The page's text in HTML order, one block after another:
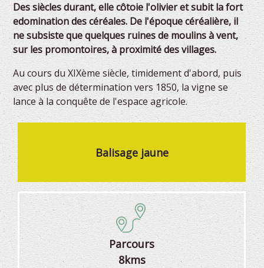
Des siècles durant, elle côtoie l'olivier et subit la fort
edomination des céréales. De l'époque céréalière, il
ne subsiste que quelques ruines de moulins à vent,
sur les promontoires, à proximité des villages.
Au cours du XIXème siècle, timidement d'abord, puis
avec plus de détermination vers 1850, la vigne se
lance à la conquête de l'espace agricole.
Balisage jaune
Parcours
8kms